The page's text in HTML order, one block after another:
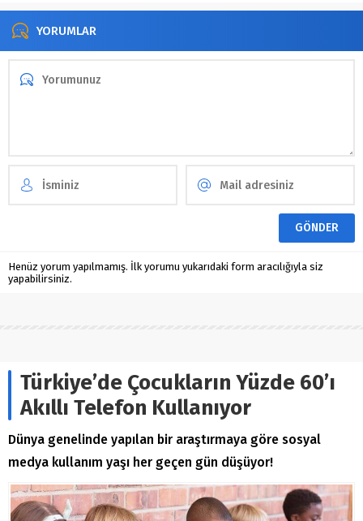
YORUMLAR
Henüz yorum yapılmamış. İlk yorumu yukarıdaki form aracılığıyla siz
yapabilirsiniz.
Türkiye’de Çocukların Yüzde 60’ı
Akıllı Telefon Kullanıyor
Dünya genelinde yapılan bir araştırmaya göre sosyal
medya kullanım yaşı her geçen gün düşüyor!